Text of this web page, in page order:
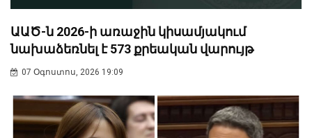
ԱԱԾ-ն 2026-ի առաջին կիսամյակում
նախաձեռնել է 573 քրեական վարույթ
07 Օգոստոս, 2026 19:09